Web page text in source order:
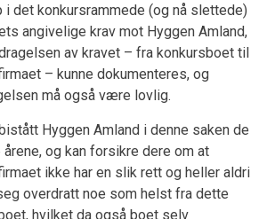
i det konkursrammede (og nå slettede)
angivelige krav mot Hyggen Amland,
av kravet – fra konkursboet til
– kunne dokumenteres, og
må også være lovlig.
Hyggen Amland i denne saken de
og kan forsikre dere om at
ikke har en slik rett og heller aldri
overdratt noe som helst fra dette
hvilket da også boet selv